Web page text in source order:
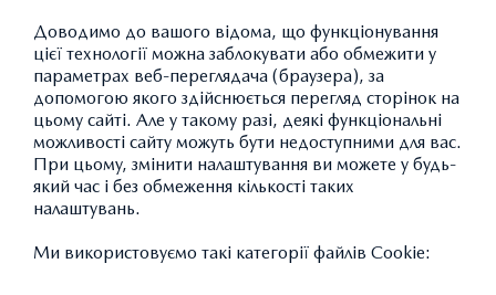
Доводимо до вашого відома, що функціонування
цієї технології можна заблокувати або обмежити у
параметрах веб-переглядача (браузера), за
допомогою якого здійснюється перегляд сторінок на
цьому сайті. Але у такому разі, деякі функціональні
можливості сайту можуть бути недоступними для вас.
При цьому, змінити налаштування ви можете у будь-
який час і без обмеження кількості таких
налаштувань.
Ми використовуємо такі категорії файлів Cookie: